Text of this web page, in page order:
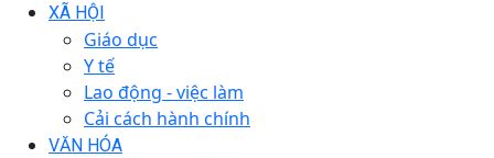
XÃ HỘI
Giáo dục
Y tế
Lao động - việc làm
Cải cách hành chính
VĂN HÓA